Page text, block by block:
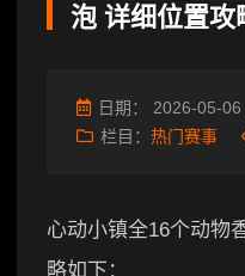
泡 详细位置攻
日期： 2026-05-06
栏目： 热门赛事
心动小镇全16个动物
略如下：